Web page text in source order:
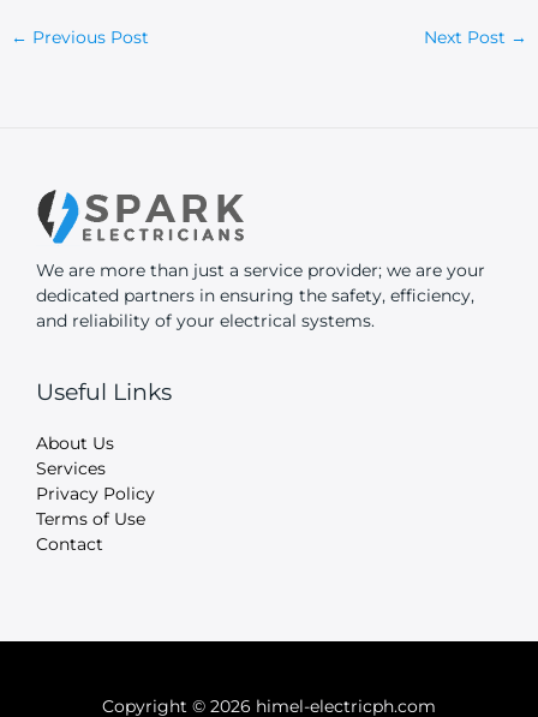
← Previous Post Next Post →
We are more than just a service provider; we are your
dedicated partners in ensuring the safety, efficiency,
and reliability of your electrical systems.
Useful Links
About Us
Services
Privacy Policy
Terms of Use
Contact
Copyright © 2026 himel-electricph.com